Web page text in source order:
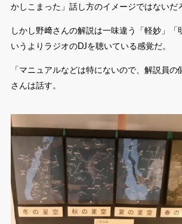
かしこまった」話し方のイメージではないだ
しかし野﨑さんの解説は一味違う「軽妙」「
いうよりラジオのDJを聴いている感覚だ。
「マニュアルなどは特にないので、解説員の
さんは話す。